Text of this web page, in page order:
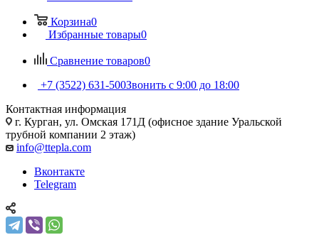
Корзина0
Избранные товары0
Сравнение товаров0
+7 (3522) 631-500Звонить с 9:00 до 18:00
Контактная информация
г. Курган, ул. Омская 171Д (офисное здание Уральской
трубной компании 2 этаж)
info@ttepla.com
Вконтакте
Telegram